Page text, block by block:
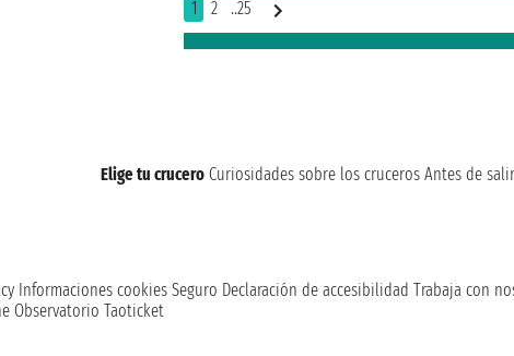
1 2 ..25
Elige tu crucero Curiosidades sobre los cruceros Antes de
Informaciones cookies Seguro Declaración de accesibilidad Trabaja con
Observatorio Taoticket